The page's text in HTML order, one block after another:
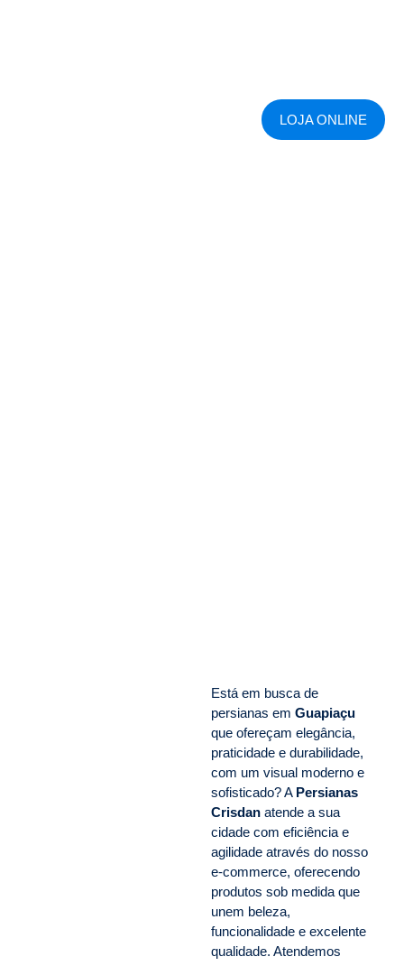
LOJA ONLINE
Está em busca de
persianas em Guapiaçu
que ofereçam elegância,
praticidade e durabilidade,
com um visual moderno e
sofisticado? A Persianas
Crisdan atende a sua
cidade com eficiência e
agilidade através do nosso
e-commerce, oferecendo
produtos sob medida que
unem beleza,
funcionalidade e excelente
qualidade. Atendemos